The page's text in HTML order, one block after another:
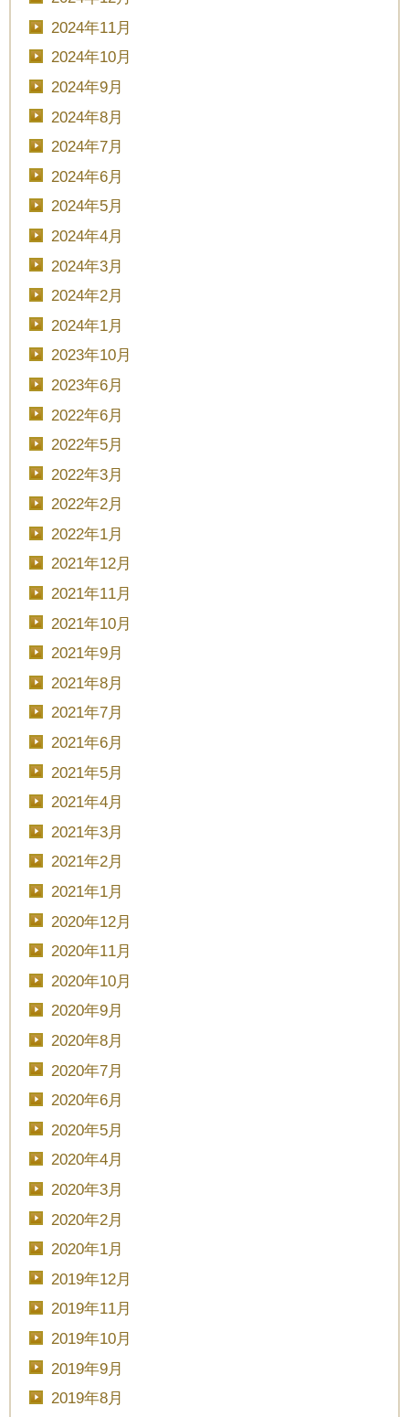
2024年11月
2024年10月
2024年9月
2024年8月
2024年7月
2024年6月
2024年5月
2024年4月
2024年3月
2024年2月
2024年1月
2023年10月
2023年6月
2022年6月
2022年5月
2022年3月
2022年2月
2022年1月
2021年12月
2021年11月
2021年10月
2021年9月
2021年8月
2021年7月
2021年6月
2021年5月
2021年4月
2021年3月
2021年2月
2021年1月
2020年12月
2020年11月
2020年10月
2020年9月
2020年8月
2020年7月
2020年6月
2020年5月
2020年4月
2020年3月
2020年2月
2020年1月
2019年12月
2019年11月
2019年10月
2019年9月
2019年8月
時間を選択してください
ブライダルフェア
■■■タイトル■■■